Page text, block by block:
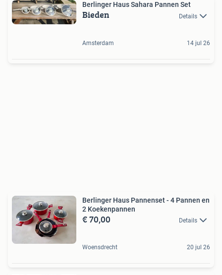
Berlinger Haus Sahara Pannen Set
Bieden Details
Amsterdam 14 jul 26
Berlinger Haus Pannenset - 4 Pannen en
2 Koekenpannen
€ 70,00 Details
Woensdrecht 20 jul 26